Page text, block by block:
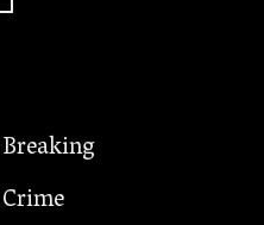
Breaking
Crime